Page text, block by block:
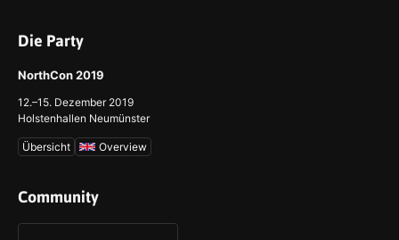
Die Party
NorthCon 2019
12.–15. Dezember 2019
Holstenhallen Neumünster
Übersicht Overview
Community